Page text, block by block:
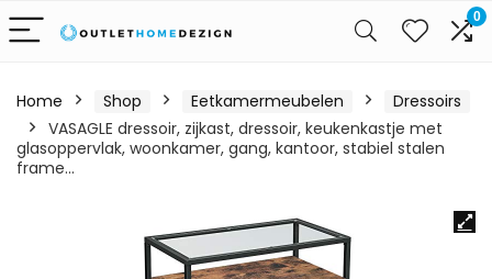
0
Home Shop Eetkamermeubelen
Dressoirs
VASAGLE dressoir, zijkast, dressoir, keukenkastje met
glasoppervlak, woonkamer, gang, kantoor, stabiel stalen
frame…